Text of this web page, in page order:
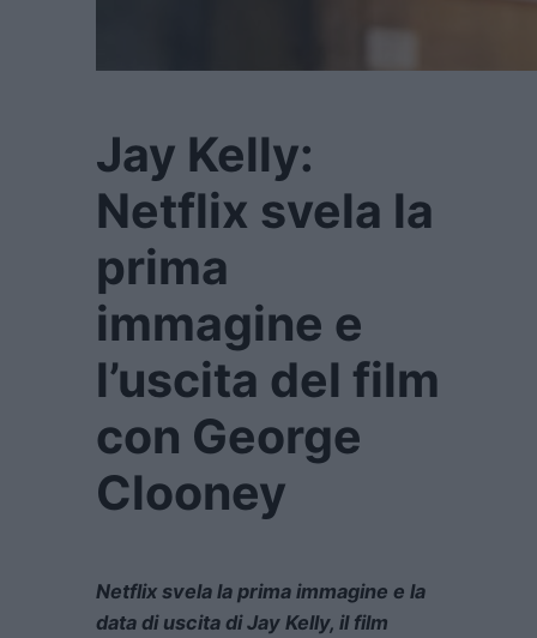
Jay Kelly:
Netflix svela la
prima
immagine e
l’uscita del film
con George
Clooney
Netflix svela la prima immagine e la
data di uscita di Jay Kelly, il film